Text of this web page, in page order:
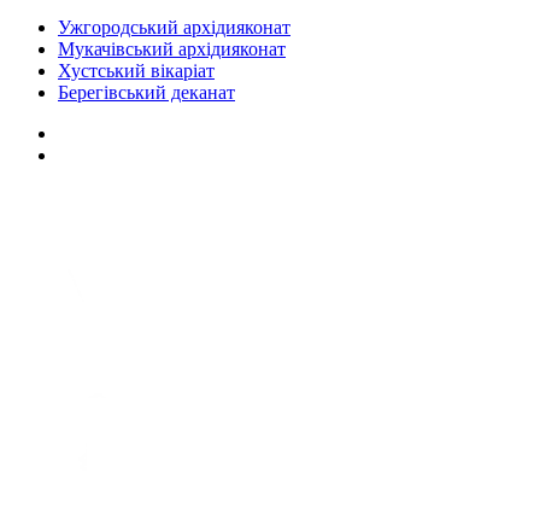
Ужгородський архідияконат
Мукачівський архідияконат
Хустський вікаріат
Берегівський деканат